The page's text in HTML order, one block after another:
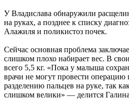
У Владислава обнаружили
на руках, а позднее к списку
Алажиля и поликистоз почек.
Сейчас основная проблема
слишком плохо набирает вес. В
всего 5,5 кг. «Пока у малыша
врачи не могут провести
разделению пальцев на руке, так
слишком велики» — делится